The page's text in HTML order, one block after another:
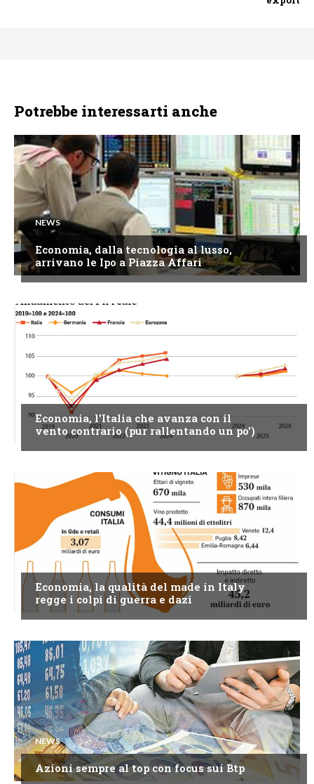
Potrebbe interessarti anche
NEWS
Economia, dalla tecnologia al lusso,
arrivano le Ipo a Piazza Affari
NEWS
Economia, l'Italia che avanza con il
vento contrario (pur rallentando un po')
NEWS
Economia, la qualità del made in Italy
regge i colpi di guerra e dazi
NEWS
Azioni sempre al top con focus sui Btp